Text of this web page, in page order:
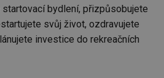
bydlení, přizpůsobujete
svůj život, ozdravujete
investice do rekreačních